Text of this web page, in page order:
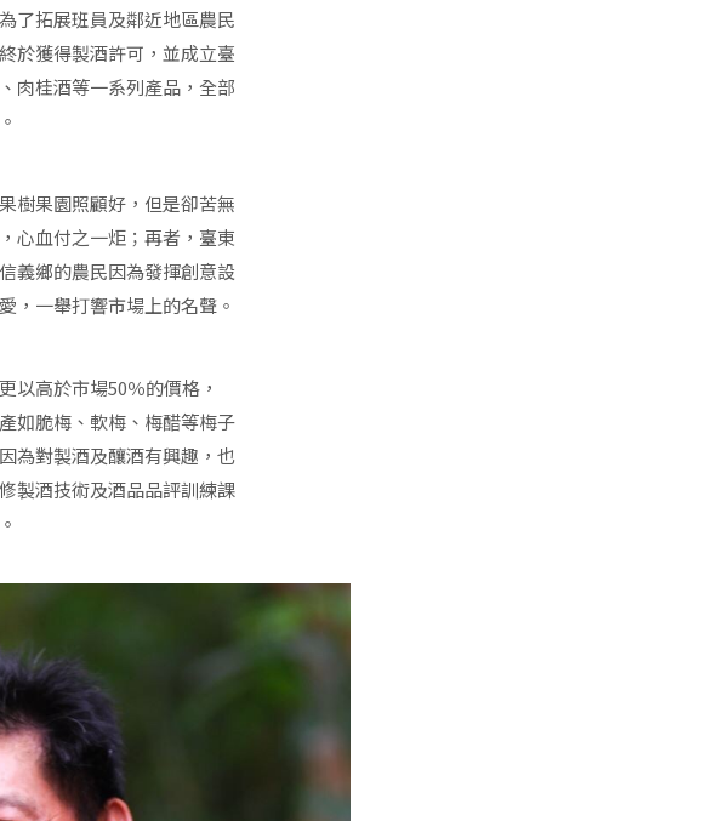
了拓展班員及鄰近地區農民
於獲得製酒許可，並成立臺
肉桂酒等一系列產品，全部
樹果園照顧好，但是卻苦無
心血付之一炬；再者，臺東
義鄉的農民因為發揮創意設
，一舉打響市場上的名聲。
以高於市場50％的價格，
如脆梅、軟梅、梅醋等梅子
為對製酒及釀酒有興趣，也
製酒技術及酒品品評訓練課